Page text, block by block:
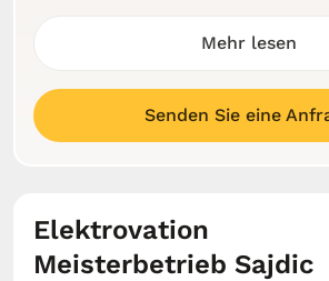
Mehr lesen
Senden Sie eine
Elektrovation
Meisterbetrieb Sajdic